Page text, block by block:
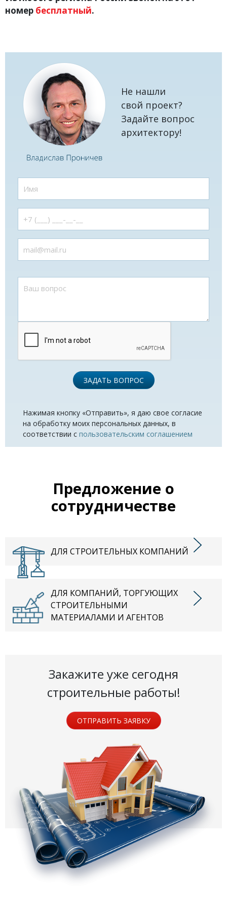
номер бесплатный.
Не нашли
свой проект?
Задайте вопрос
архитектору!
ЗАДАТЬ ВОПРОС
Нажимая кнопку «Отправить», я даю свое согласие
на обработку моих персональных данных, в
соответствии с пользовательским соглашением
Предложение о
сотрудничестве
ДЛЯ СТРОИТЕЛЬНЫХ КОМПАНИЙ
ДЛЯ КОМПАНИЙ, ТОРГУЮЩИХ
СТРОИТЕЛЬНЫМИ
МАТЕРИАЛАМИ И АГЕНТОВ
Закажите уже сегодня
строительные работы!
ОТПРАВИТЬ ЗАЯВКУ